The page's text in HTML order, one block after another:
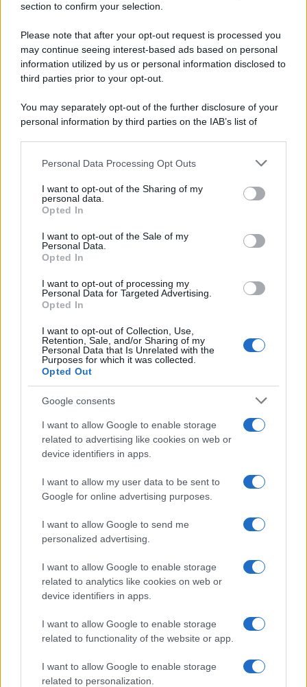
section to confirm your selection.
Please note that after your opt-out request is processed you
may continue seeing interest-based ads based on personal
information utilized by us or personal information disclosed to
third parties prior to your opt-out.
You may separately opt-out of the further disclosure of your
personal information by third parties on the IAB’s list of
This information may also be disclosed by us to third parties
disclose it to other third parties.
Please note that this website/app uses one or more Google
services and may gather and store information including but
not limited to your visit or usage behaviour. You may click to
grant or deny consent to Google and its third-party tags to
consent section.
Personal Data Processing Opt Outs
I want to opt-out of the Sharing of my
personal data.
Opted In
I want to opt-out of the Sale of my
Personal Data.
Opted In
I want to opt-out of processing my
Personal Data for Targeted Advertising.
Opted In
I want to opt-out of Collection, Use,
Retention, Sale, and/or Sharing of my
Personal Data that Is Unrelated with the
Purposes for which it was collected.
Opted Out
Google consents
I want to allow Google to enable storage
related to advertising like cookies on web or
device identifiers in apps.
I want to allow my user data to be sent to
Google for online advertising purposes.
I want to allow Google to send me
personalized advertising.
I want to allow Google to enable storage
related to analytics like cookies on web or
device identifiers in apps.
I want to allow Google to enable storage
related to functionality of the website or app.
I want to allow Google to enable storage
related to personalization.